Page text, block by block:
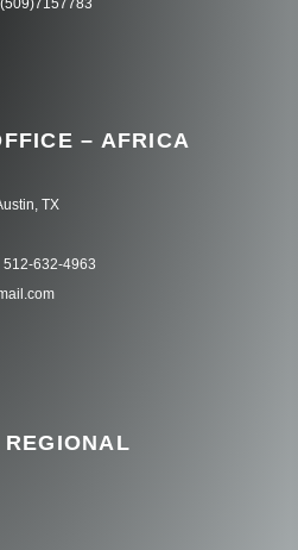
– AFRICA
TX
512-632-4963